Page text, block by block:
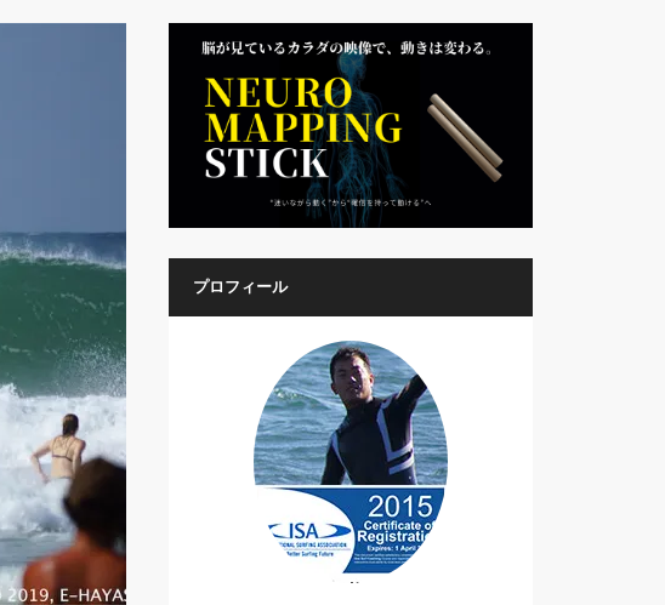
プロフィール